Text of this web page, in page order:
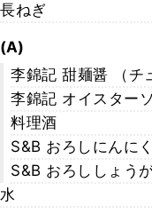
長ねぎ
(A)
李錦記 甜麺醤 （チ
李錦記 オイスター
料理酒
S&B おろしにんにく
S&B おろししょう
水